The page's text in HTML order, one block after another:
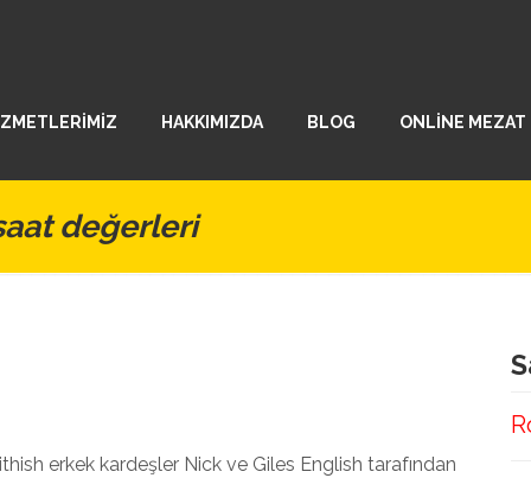
HAKKIMIZDA BLOG ONLİNE MEZAT
değerleri
erkek kardeşler Nick ve Giles English tarafından